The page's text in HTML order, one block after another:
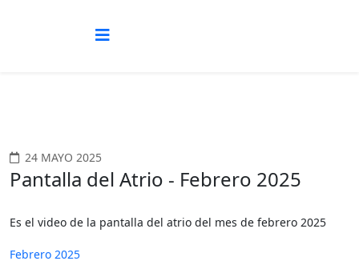
24 MAYO 2025
Pantalla del Atrio - Febrero 2025
Es el video de la pantalla del atrio del mes de febrero 2025
Febrero 2025